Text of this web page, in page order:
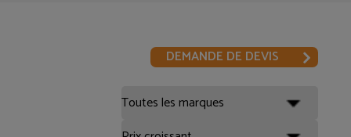
DEMANDE DE DEVIS